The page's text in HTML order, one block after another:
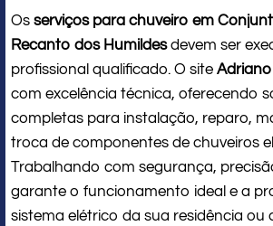
Os serviços para chuveiro em
Recanto dos Humildesdevem ser
profissional qualificado. O site
com excelência técnica, oferecendo
completas para instalação, reparo,
troca de componentes de chuveiros
Trabalhando com segurança,
garante o funcionamento ideal e a
sistema elétrico da sua residência ou